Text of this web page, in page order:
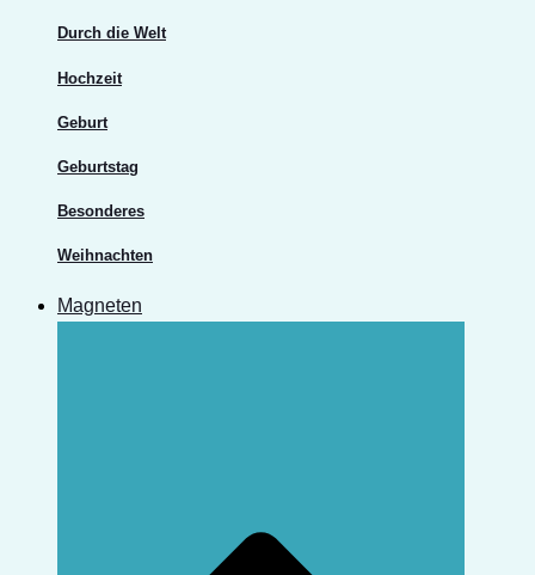
Durch die Welt
Hochzeit
Geburt
Geburtstag
Besonderes
Weihnachten
Magneten